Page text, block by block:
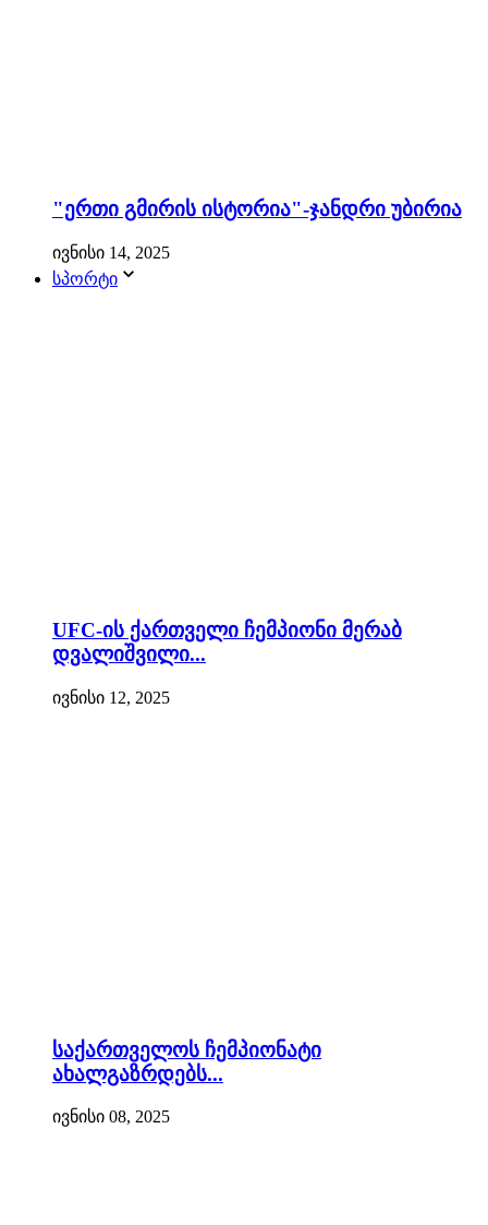
"ერთი გმირის ისტორია"-ჯანდრი უბირია
ივნისი 14, 2025
სპორტი
UFC-ის ქართველი ჩემპიონი მერაბ
დვალიშვილი...
ივნისი 12, 2025
საქართველოს ჩემპიონატი
ახალგაზრდებს...
ივნისი 08, 2025